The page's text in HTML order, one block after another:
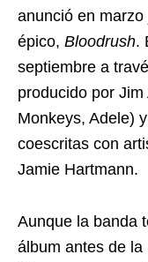
anunció en
épico, Bloodrush.
septiembre a
producido por
Monkeys, Adele)
coescritas con
Jamie Hartmann.
Aunque la banda
álbum antes de